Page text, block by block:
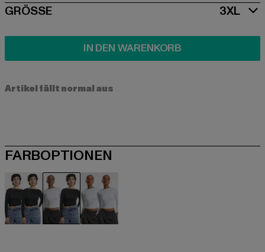
SIZE
GRÖSSE 3XL
IN DEN WARENKORB
Artikel fällt normal aus
FARBOPTIONEN